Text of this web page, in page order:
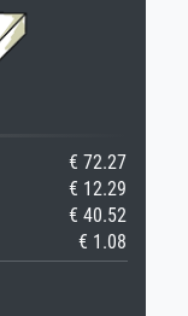
€ 72.27
€ 12.29
€ 40.52
€ 1.08